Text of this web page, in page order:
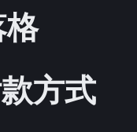
方式